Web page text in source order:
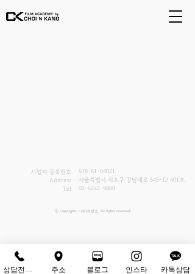
사업자 등록번호
Address
Tel
678-81-04021
서울특별시 서초구 강남대로 545-12 401 호
02-6242-9800
ⓒ Copyrights - (주)최앤강. all rights reserved.
주소 블로그 인스타 카톡상담